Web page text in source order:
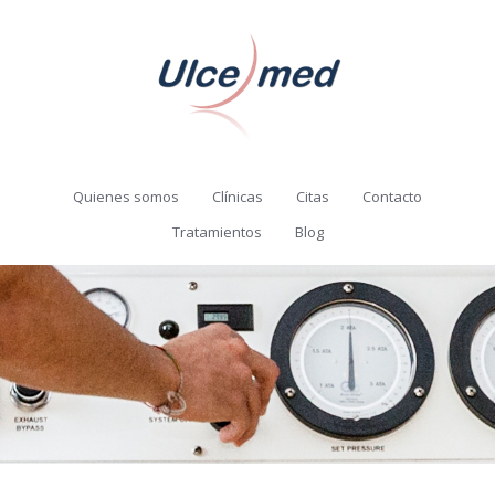
Quienes somos Clínicas Citas
Contacto
Tratamientos
Blog